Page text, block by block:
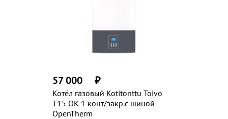
Котёл газовый Kotitonttu Toivo
T15 ОК 1 конт/закр.с шиной
OpenTherm
57 000 ₽